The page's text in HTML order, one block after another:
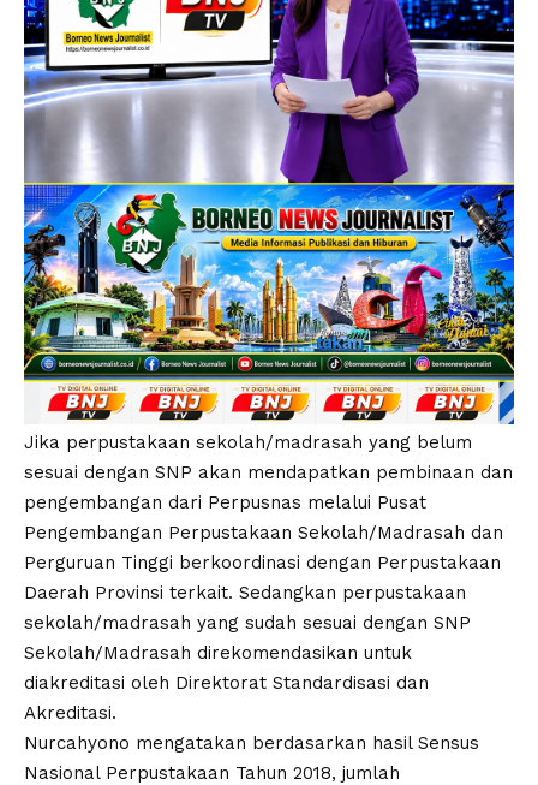
Jika perpustakaan sekolah/madrasah yang belum
sesuai dengan SNP akan mendapatkan pembinaan dan
pengembangan dari Perpusnas melalui Pusat
Pengembangan Perpustakaan Sekolah/Madrasah dan
Perguruan Tinggi berkoordinasi dengan Perpustakaan
Daerah Provinsi terkait. Sedangkan perpustakaan
sekolah/madrasah yang sudah sesuai dengan SNP
Sekolah/Madrasah direkomendasikan untuk
diakreditasi oleh Direktorat Standardisasi dan
Akreditasi.
Nurcahyono mengatakan berdasarkan hasil Sensus
Nasional Perpustakaan Tahun 2018, jumlah